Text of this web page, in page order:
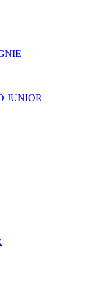
JUNIOR